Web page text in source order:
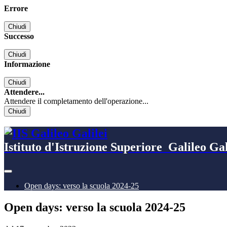
Errore
Chiudi
Successo
Chiudi
Informazione
Chiudi
Attendere...
Attendere il completamento dell'operazione...
Chiudi
Istituto d'Istruzione Superiore Galileo
Open days: verso la scuola 2024-25
Open days: verso la scuola 2024-25